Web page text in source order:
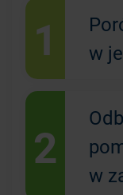
1
w
2
w